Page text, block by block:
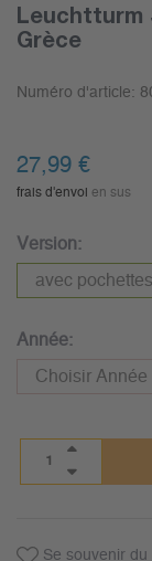
Leuchtturm
Grèce
Numéro d'article:
27,99 €
frais d'envoi en sus
Version:
Année:
Se souvenir du